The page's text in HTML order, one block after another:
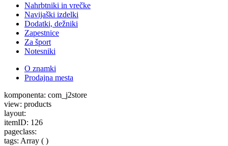
Nahrbtniki in vrečke
Navijaški izdelki
Dodatki, dežniki
Zapestnice
Za šport
Notesniki
O znamki
Prodajna mesta
komponenta: com_j2store
view: products
layout:
itemID: 126
pageclass:
tags: Array ( )